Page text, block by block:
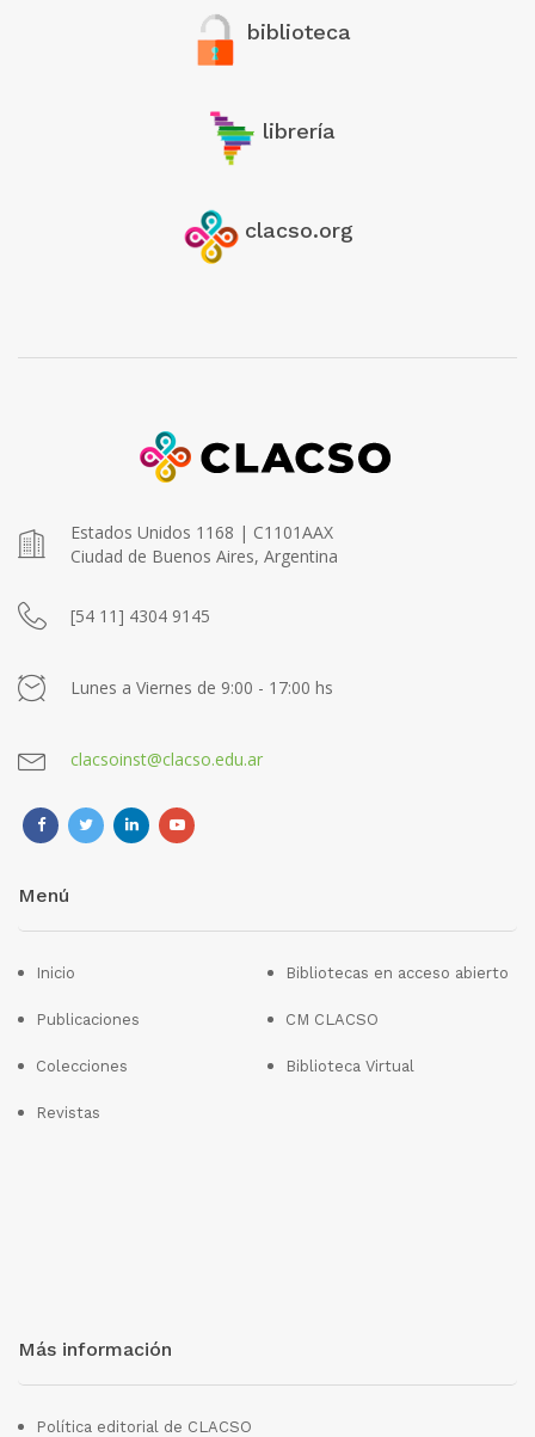
biblioteca
librería
clacso.org
Estados Unidos 1168 | C1101AAX
Ciudad de Buenos Aires, Argentina
[54 11] 4304 9145
Lunes a Viernes de 9:00 - 17:00 hs
clacsoinst@clacso.edu.ar
Menú
Inicio
Publicaciones
Colecciones
Revistas
Bibliotecas en acceso abierto
CM CLACSO
Biblioteca Virtual
Más información
Política editorial de CLACSO